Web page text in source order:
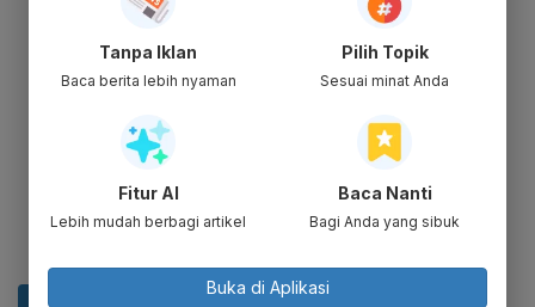
Tanpa Iklan
Baca berita lebih nyaman
Pilih Topik
Sesuai minat Anda
Fitur AI
Lebih mudah berbagi artikel
Baca Nanti
Bagi Anda yang sibuk
Buka di Aplikasi